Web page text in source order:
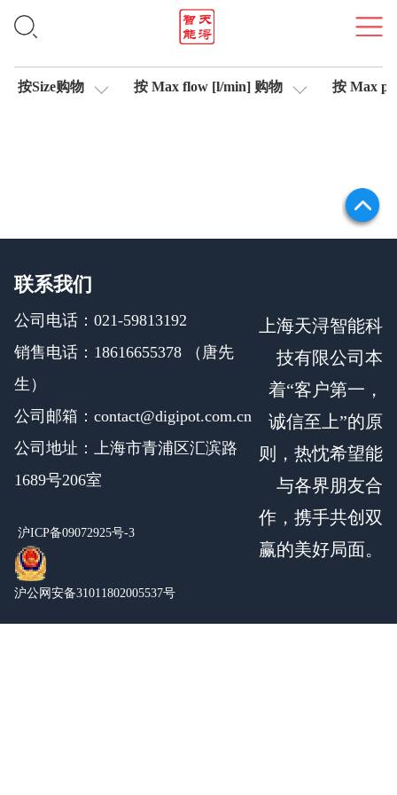
位移传感器
按Size购物 按 Max flow [l/min] 购物 按 Max
联系我们
公司电话：021-59813192
销售电话：18616655378 （唐先
生）
公司邮箱：contact@digipot.com.cn
公司地址：上海市青浦区汇滨路
1689号206室
沪ICP备09072925号-3
沪公网安备31011802005537号
上海天浔智能科
技有限公司本
着“客户第一，
诚信至上”的原
则，热忱希望能
与各界朋友合
作，携手共创双
赢的美好局面。